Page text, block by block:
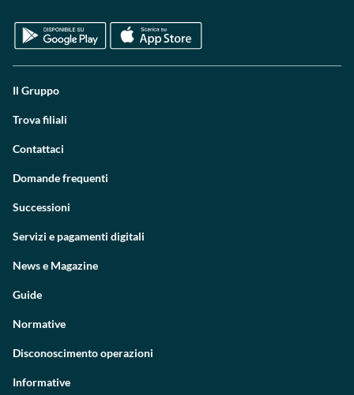
Il Gruppo
Trova filiali
Contattaci
Domande frequenti
Successioni
Servizi e pagamenti digitali
News e Magazine
Guide
Normative
Disconoscimento operazioni
Informative